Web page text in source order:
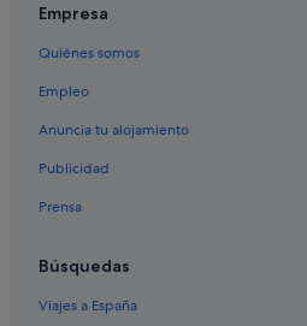
Empresa
Quiénes somos
Empleo
Anuncia tu alojamiento
Publicidad
Prensa
Búsquedas
Viajes a España